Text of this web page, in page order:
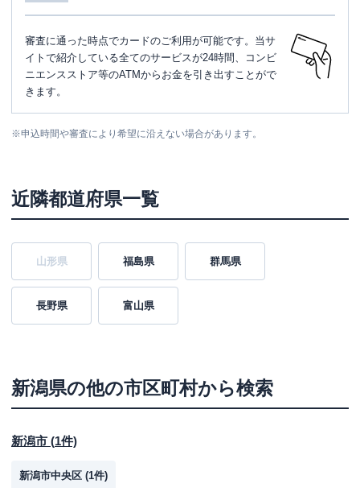
審査に通った時点でカードのご利用が可能です。当サ
イトで紹介している全てのサービスが24時間、コンビ
ニエンスストア等のATMからお金を引き出すことがで
きます。
※申込時間や審査により希望に沿えない場合があります。
近隣都道府県一覧
山形県 福島県 群馬県
長野県 富山県
新潟県の他の市区町村から検索
新潟市 (1件)
新潟市中央区 (1件)